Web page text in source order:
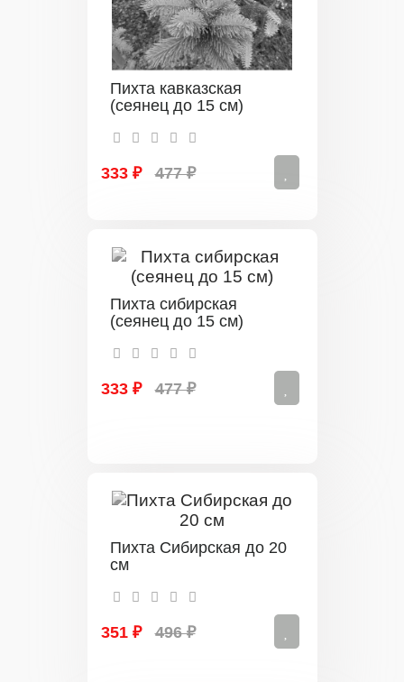
Пихта кавказская
(сеянец до 15 см)
333 ₽ 477 ₽
Пихта сибирская
(сеянец до 15 см)
333 ₽ 477 ₽
Пихта Сибирская до 20
см
351 ₽ 496 ₽